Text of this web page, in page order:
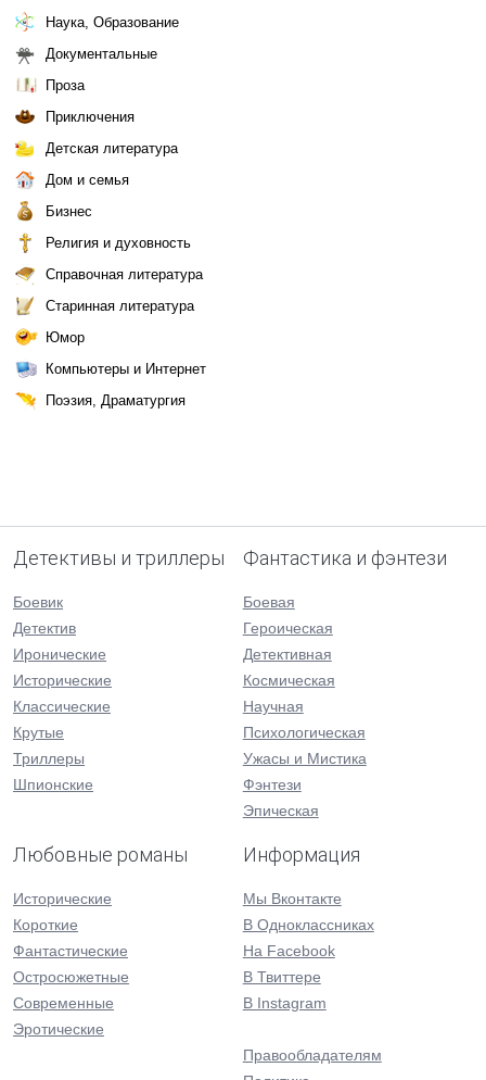
Наука, Образование
Документальные
Проза
Приключения
Детская литература
Дом и семья
Бизнес
Религия и духовность
Справочная литература
Старинная литература
Юмор
Компьютеры и Интернет
Поэзия, Драматургия
Детективы и триллеры
Боевик
Детектив
Иронические
Исторические
Классические
Крутые
Триллеры
Шпионские
Фантастика и фэнтези
Боевая
Героическая
Детективная
Космическая
Научная
Психологическая
Ужасы и Мистика
Фэнтези
Эпическая
Любовные романы
Исторические
Короткие
Фантастические
Остросюжетные
Современные
Эротические
Информация
Мы Вконтакте
В Одноклассниках
На Facebook
В Твиттере
В Instagram
Правообладателям